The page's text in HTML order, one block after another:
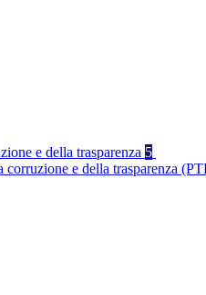
e della trasparenza 5
e della trasparenza